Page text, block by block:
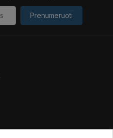
Prenumeruoti